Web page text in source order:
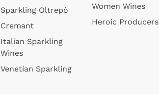
Sparkling Oltrepò
Cremant
Italian Sparkling
Wines
Venetian Sparkling
Women Wines
Heroic Producers